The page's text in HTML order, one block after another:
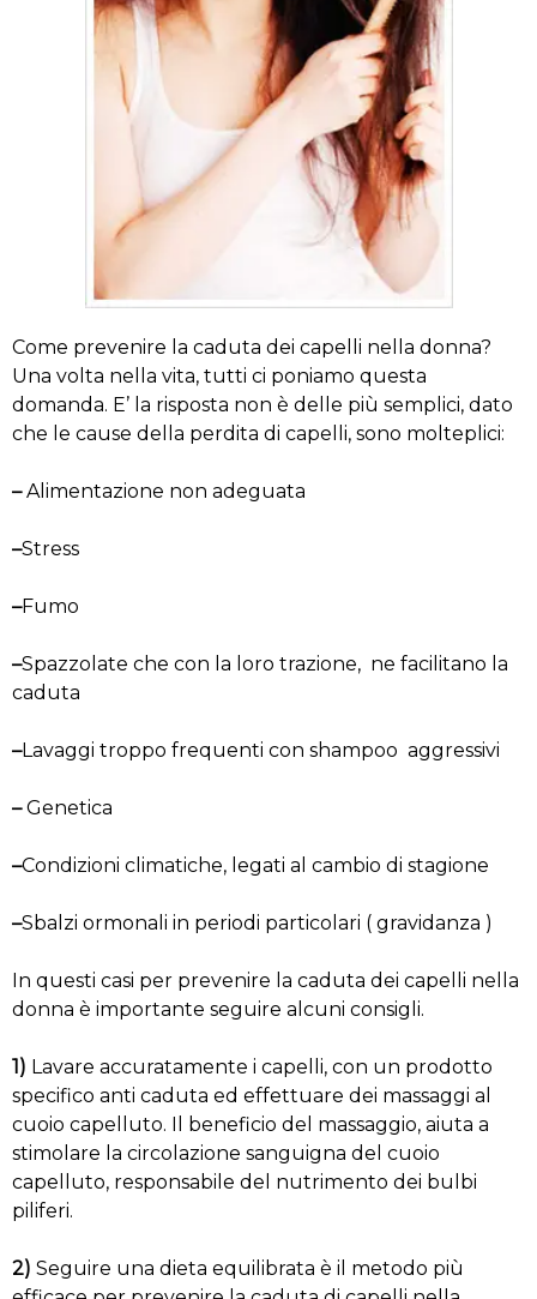
Come prevenire la caduta dei capelli nella donna?
Una volta nella vita, tutti ci poniamo questa
domanda. E’ la risposta non è delle più semplici, dato
che le cause della perdita di capelli, sono molteplici:
–Alimentazione non adeguata
–Stress
–Fumo
–Spazzolate che con la loro trazione, ne facilitano la
caduta
–Lavaggi troppo frequenti con shampoo aggressivi
–Genetica
–Condizioni climatiche, legati al cambio di stagione
–Sbalzi ormonali in periodi particolari ( gravidanza )
In questi casi per prevenire la caduta dei capelli nella
donna è importante seguire alcuni consigli.
1) Lavare accuratamente i capelli, con un prodotto
specifico anti caduta ed effettuare dei massaggi al
cuoio capelluto. Il beneficio del massaggio, aiuta a
stimolare la circolazione sanguigna del cuoio
capelluto, responsabile del nutrimento dei bulbi
piliferi.
2) Seguire una dieta equilibrata è il metodo più